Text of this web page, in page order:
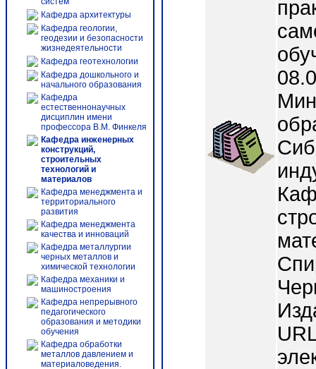
Кафедра архитектуры
Кафедра геологии,
геодезии и безопасности
жизнедеятельности
Кафедра геотехнологии
Кафедра дошкольного и
начального образования
Кафедра
естественнонаучных
дисциплин имени
профессора В.М. Финкеля
Кафедра инженерных
конструкций,
строительных
технологий и
материалов
Кафедра менеджмента и
территориального
развития
Кафедра менеджмента
качества и инноваций
Кафедра металлургии
черных металлов и
химической технологии
Кафедра механики и
машиностроения
Кафедра непрерывного
педагогического
образования и методики
обучения
Кафедра обработки
металлов давлением и
материаловедения.